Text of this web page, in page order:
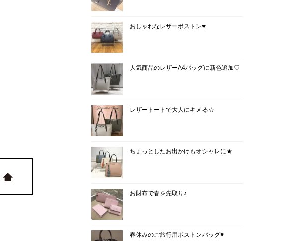
おしゃれなレザーボストン♥
人気商品のレザーA4バッグに新色追加♡
レザートートで大人にキメる☆
ちょっとしたお出かけもオシャレに★
お財布で春を先取り♪
春休みのご旅行用ボストンバッグ♥